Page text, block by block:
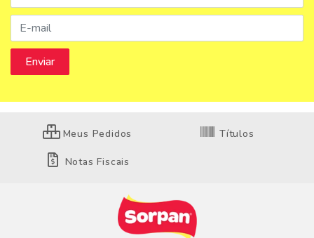
Meus Pedidos Títulos
Notas Fiscais